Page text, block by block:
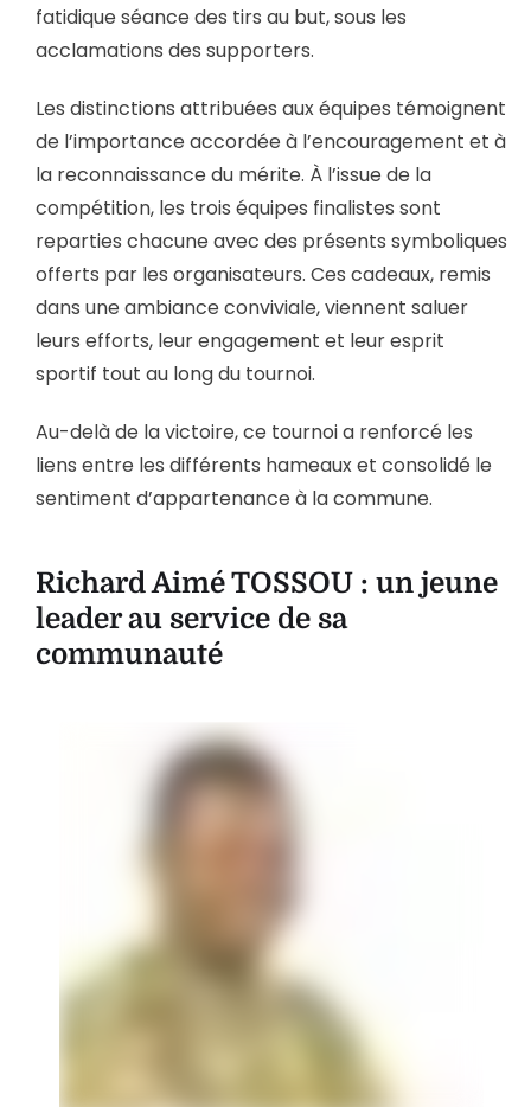
fatidique séance des tirs au but, sous les
acclamations des supporters.
Les distinctions attribuées aux équipes témoignent
de l’importance accordée à l’encouragement et à
la reconnaissance du mérite. À l’issue de la
compétition, les trois équipes finalistes sont
reparties chacune avec des présents symboliques
offerts par les organisateurs. Ces cadeaux, remis
dans une ambiance conviviale, viennent saluer
leurs efforts, leur engagement et leur esprit
sportif tout au long du tournoi.
Au-delà de la victoire, ce tournoi a renforcé les
liens entre les différents hameaux et consolidé le
sentiment d’appartenance à la commune.
Richard Aimé TOSSOU : un jeune
leader au service de sa
communauté